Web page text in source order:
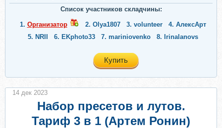
Список участников складчины:
1. Организатор 2. Olya1807 3. volunteer 4. АлексАрт
5. NRII 6. EKphoto33 7. mariniovenko 8. Irinalanovs
Купить
Набор пресетов и лутов.
Тариф 3 в 1 (Артем Ронин)
14 дек 2023